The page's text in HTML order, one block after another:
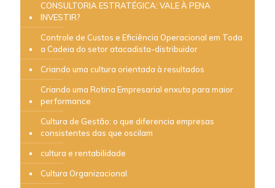
CONSULTORIA ESTRATÉGICA: VALE À PENA
INVESTIR?
Controle de Custos e Eficiência Operacional em Toda
a Cadeia do setor atacadista-distribuidor
Criando uma cultura orientada à resultados
Criando uma Rotina Empresarial enxuta para maior
performance
Cultura de Gestão: o que diferencia empresas
consistentes das que oscilam
cultura e rentabilidade
Cultura Organizacional